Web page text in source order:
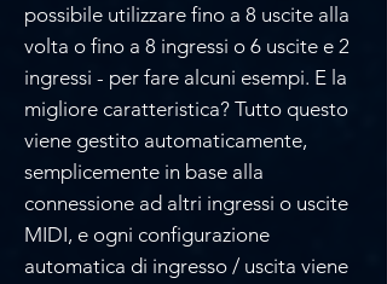
possibile utilizzare fino a 8 uscite alla
volta o fino a 8 ingressi o 6 uscite e 2
ingressi - per fare alcuni esempi. E la
migliore caratteristica? Tutto questo
viene gestito automaticamente,
semplicemente in base alla
connessione ad altri ingressi o uscite
MIDI, e ogni configurazione
automatica di ingresso / uscita viene